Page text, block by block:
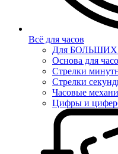
Всё для часов
Для БОЛЬШИХ
Основа для
Стрелки
Стрелки
Часовые
Цифры и